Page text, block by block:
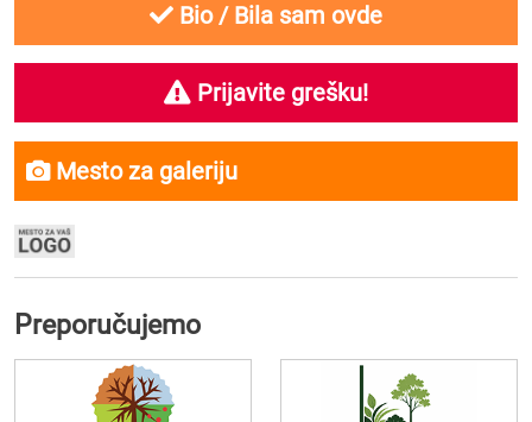
Bio / Bila sam ovde
Prijavite grešku!
Mesto za galeriju
Preporučujemo